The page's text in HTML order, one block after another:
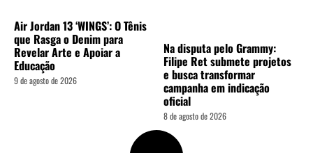
Air Jordan 13 ‘WINGS’: O Tênis
que Rasga o Denim para
Revelar Arte e Apoiar a
Educação
9 de agosto de 2026
Na disputa pelo Grammy:
Filipe Ret submete projetos
e busca transformar
campanha em indicação
oficial
8 de agosto de 2026